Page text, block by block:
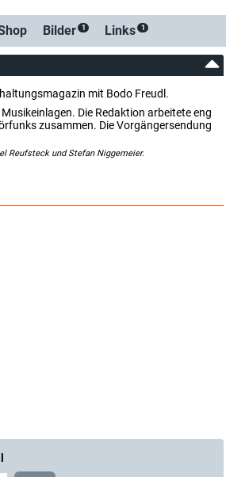
Bilder 1 Links 1
mit Bodo Freudl.
Die Redaktion arbeitete eng
zusammen. Die Vorgängersendung
Reufsteck und Stefan Niggemeier.